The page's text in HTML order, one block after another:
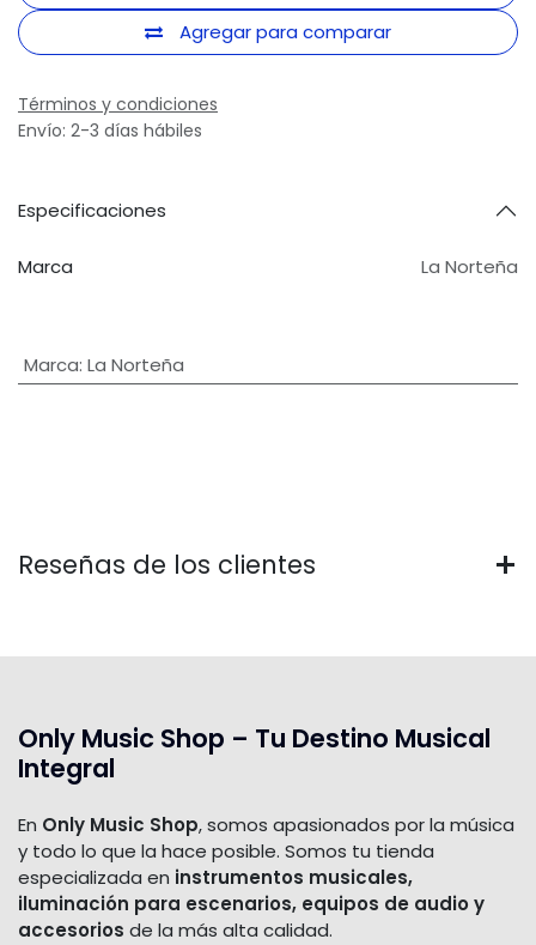
Agregar para comparar
Términos y condiciones
Envío: 2-3 días hábiles
Especificaciones
Marca La Norteña
Marca: La Norteña
Reseñas de los clientes
Only Music Shop – Tu Destino Musical
Integral
En Only Music Shop, somos apasionados por la música
y todo lo que la hace posible. Somos tu tienda
especializada en instrumentos musicales,
iluminación para escenarios, equipos de audio y
accesorios de la más alta calidad.